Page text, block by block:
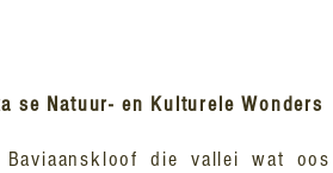
se Natuur- en Kulturele Wonders
Baviaanskloof die vallei wat